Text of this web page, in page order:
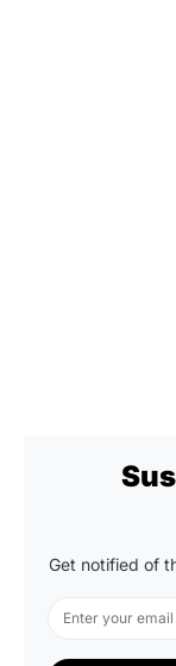
Get notified of